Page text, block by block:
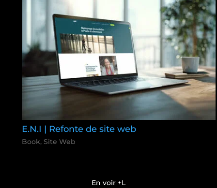
E.N.I | Refonte de site web
Book, Site Web
En voir +